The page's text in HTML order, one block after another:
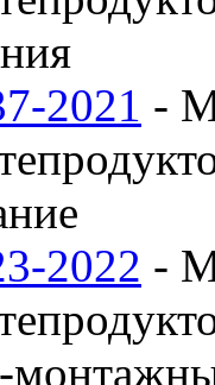
2021 -
2022 -